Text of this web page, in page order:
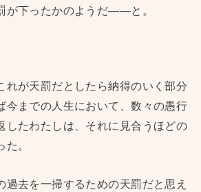
が下ったかのようだ——と。
れが天罰だとしたら納得のいく部分
今までの人生において、数々の愚行
したわたしは、それに見合うほどの
。
過去を一掃するための天罰だと思え